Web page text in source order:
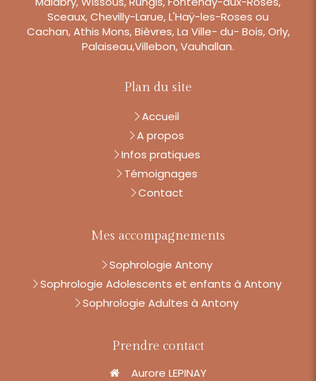
Sceaux, Chevilly-Larue, L'Haÿ-les-Roses ou
Cachan, Athis Mons, Bièvres, La Ville- du- Bois, Orly,
Palaiseau,Villebon, Vauhallan.
Plan du site
Accueil
A propos
Infos pratiques
Témoignages
Contact
Mes accompagnements
Sophrologie Antony
Sophrologie Adolescents et enfants à Antony
Sophrologie Adultes à Antony
Prendre contact
Aurore LEPINAY